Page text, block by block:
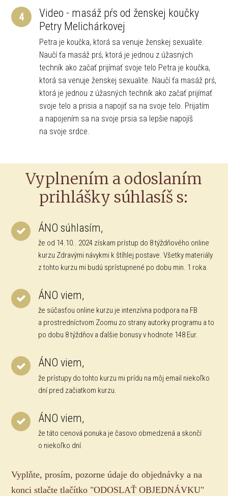
4
Video - masáž pŕs od ženskej koučky
Petry Melichárkovej
Petra je koučka, ktorá sa venuje ženskej sexualite.
Naučí ťa masáž prś, ktorá je jednou z úžasných
techník ako začať prijímať svoje telo Petra je koučka,
ktorá sa venuje ženskej sexualite. Naučí ťa masáž prś,
ktorá je jednou z úžasných techník ako začať prijímať
svoje telo a prisia a napojiť sa na svoje telo. Prijatím
a napojením sa na svoje prsia sa lepšie napojíš
na svoje srdce.
Vyplnením a odoslaním
prihlášky súhlasíš s:
ÁNO súhlasím,
že od 14.10.. 2024 získam prístup do 8 týždňového online
kurzu Zdravými návykmi k štíhlej postave. Všetky materiály
z tohto kurzu mi budú sprístupnené po dobu min. 1 roka.
ÁNO viem,
že súčasťou online kurzu je intenzívna podpora na FB
a prostredníctvom Zoomu zo strany autorky programu a to
po dobu 8 týždňov a ďalšie bonusy v hodnote 148 Eur.
ÁNO viem,
že prístupy do tohto kurzu mi prídu na môj email niekoľko
dní pred začiatkom kurzu.
ÁNO viem,
že táto cenová ponuka je časovo obmedzená a skončí
o niekoľko dní.
Vyplňte, prosím, pozorne údaje do objednávky a na
konci stlačte tlačítko "ODOSLAŤ OBJEDNÁVKU"